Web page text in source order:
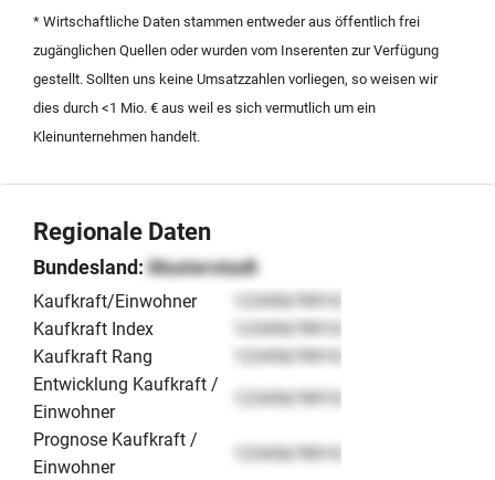
Gastronomie- und Beherbergungsbetrieb werden
qualifizierten Interessenten auf Anfrage gerne zur
* Wirtschaftliche Daten stammen entweder aus öffentlich frei
zugänglichen Quellen oder wurden vom Inserenten zur Verfügung
gestellt. Sollten uns keine Umsatzzahlen vorliegen, so weisen wir
dies durch <1 Mio. € aus weil es sich vermutlich um ein
Kleinunternehmen handelt.
Regionale Daten
Bundesland: Musterstadt
Kaufkraft/Einwohner
12345678910
Kaufkraft Index
12345678910
Kaufkraft Rang
12345678910
Entwicklung Kaufkraft /
Einwohner
12345678910
Prognose Kaufkraft /
Einwohner
12345678910